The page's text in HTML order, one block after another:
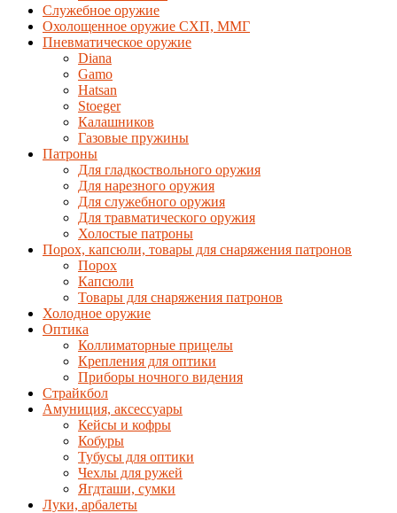
Служебное оружие
Охолощенное оружие СХП, ММГ
Пневматическое оружие
Diana
Gamo
Hatsan
Stoeger
Калашников
Газовые пружины
Патроны
Для гладкоствольного оружия
Для нарезного оружия
Для служебного оружия
Для травматического оружия
Холостые патроны
Порох, капсюли, товары для снаряжения патронов
Порох
Капсюли
Товары для снаряжения патронов
Холодное оружие
Оптика
Коллиматорные прицелы
Крепления для оптики
Приборы ночного видения
Страйкбол
Амуниция, аксессуары
Кейсы и кофры
Кобуры
Тубусы для оптики
Чехлы для ружей
Ягдташи, сумки
Луки, арбалеты